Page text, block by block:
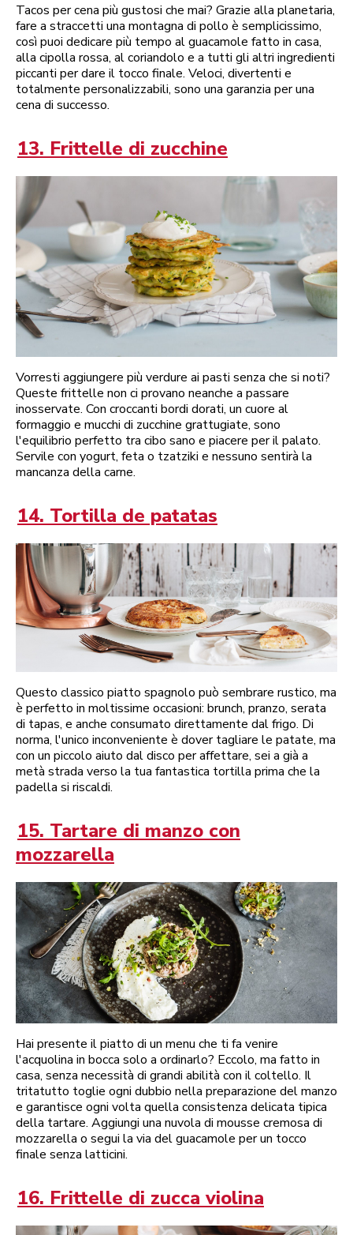
Tacos per cena più gustosi che mai? Grazie alla planetaria,
fare a straccetti una montagna di pollo è semplicissimo,
così puoi dedicare più tempo al guacamole fatto in casa,
alla cipolla rossa, al coriandolo e a tutti gli altri ingredienti
piccanti per dare il tocco finale. Veloci, divertenti e
totalmente personalizzabili, sono una garanzia per una
cena di successo.
13. Frittelle di zucchine
Vorresti aggiungere più verdure ai pasti senza che si noti?
Queste frittelle non ci provano neanche a passare
inosservate. Con croccanti bordi dorati, un cuore al
formaggio e mucchi di zucchine grattugiate, sono
l'equilibrio perfetto tra cibo sano e piacere per il palato.
Servile con yogurt, feta o tzatziki e nessuno sentirà la
mancanza della carne.
14. Tortilla de patatas
Questo classico piatto spagnolo può sembrare rustico, ma
è perfetto in moltissime occasioni: brunch, pranzo, serata
di tapas, e anche consumato direttamente dal frigo. Di
norma, l'unico inconveniente è dover tagliare le patate, ma
con un piccolo aiuto dal disco per affettare, sei a già a
metà strada verso la tua fantastica tortilla prima che la
padella si riscaldi.
15. Tartare di manzo con
mozzarella
Hai presente il piatto di un menu che ti fa venire
l'acquolina in bocca solo a ordinarlo? Eccolo, ma fatto in
casa, senza necessità di grandi abilità con il coltello. Il
tritatutto toglie ogni dubbio nella preparazione del manzo
e garantisce ogni volta quella consistenza delicata tipica
della tartare. Aggiungi una nuvola di mousse cremosa di
mozzarella o segui la via del guacamole per un tocco
finale senza latticini.
16. Frittelle di zucca violina